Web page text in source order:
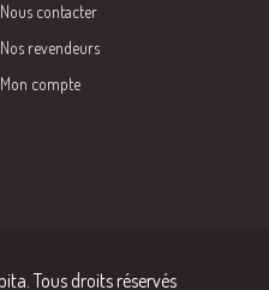
Nous contacter
Nos revendeurs
Mon compte
Tous droits réservés